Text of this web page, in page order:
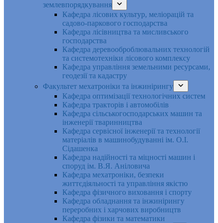
землевпорядкування
Кафедра лісових культур, меліорацій та
садово-паркового господарства
Кафедра лісівництва та мисливського
господарства
Кафедра деревооброблювальних технологій
та системотехніки лісового комплексу
Кафедра управління земельними ресурсами,
геодезії та кадастру
Факультет мехатроніки та інжинірингу
Кафедра оптимізації технологічних систем
Кафедра тракторів і автомобілів
Кафедра сільськогосподарських машин та
інженерії тваринництва
Кафедра cервісної інженерії та технології
матеріалів в машинобудуванні ім. О.І.
Сідашенка
Кафедра надійності та міцності машин і
споруд ім. В.Я. Аніловича
Кафедра мехатроніки, безпеки
життєдіяльності та управління якістю
Кафедра фізичного виховання і спорту
Кафедра обладнання та інжинірингу
переробних і харчових виробництв
Кафедра фізики та математики